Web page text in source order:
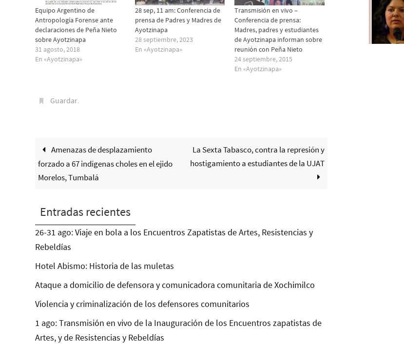
Equipo Argentino de
Antropología Forense ante
declaraciones de Peña Nieto
sobre Ayotzinapa
31 agosto, 2018
En «Ayotzinapa»
28 sep, 11 am: Conferencia de
prensa de Padres y Madres de
Ayotzinapa
28 septiembre, 2023
En «Ayotzinapa»
Transmisión en vivo –
Conferencia de prensa:
Madres, padres y estudiantes
de Ayotzinapa informan sobre
reunión con Peña Nieto
24 septiembre, 2015
En «Ayotzinapa»
Guardar.
Amenazas de desplazamiento
forzado a 67 indígenas choles en el ejido
Morelos, Tumbalá
La Sexta Tabasco, contra la represión y
hostigamiento a estudiantes de la UJAT
Entradas recientes
26-31 ago: Viaje en bola a los Encuentros Zapatistas de Artes, Resistencias y
Rebeldías
Hotel Abismo: Historia de las muletas
Ataque a domicilio de defensora y comunicadora comunitaria de Xochimilco
Violencia y criminalización de los defensores comunitarios
1 ago: Transmisión en vivo de la Inauguración de los Encuentros zapatistas de
Artes, y de Resistencias y Rebeldías